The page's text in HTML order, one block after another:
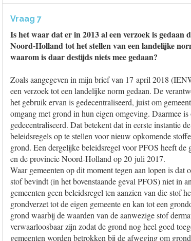
Vraag 7
Is het waar dat er in 2013 al een verzoek is gedaan
Noord-Holland tot het stellen van een landelijke
waarom is daar destijds niets mee gedaan?
Zoals aangegeven in mijn brief van 17 april 2018
een verzoek tot een landelijke norm gedaan. De
het gebruik ervan is gedecentraliseerd, juist om
omgang met grond in hun eigen omgeving. Daarmee
gedecentraliseerd. Dat betekent dat in eerste instantie
beleidsregels op te stellen voor nieuw opkomende
grond. Een dergelijke beleidsregel voor PFOS heeft
en de provincie Noord-Holland op 20 juli 2017.
Waar gemeenten op dit moment tegen aan lopen is
stof bevindt (in het bovenstaande geval PFOS) niet in
gemeenten geen beleidsregel ten aanzien van die stof
grondverzet tot de eigen gemeente en kan tot een
grond waarbij de waarden van de aanwezige stof
verwaarloosbaar zijn zodat de grond nog heel goed
gemeenten worden betrokken bij de afweging om